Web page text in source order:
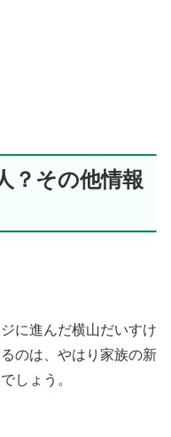
？その他情報
に進んだ横山だいすけ
のは、やはり家族の新
しょう。